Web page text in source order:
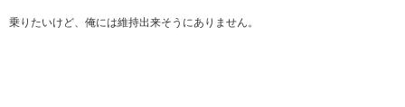
乗りたいけど、俺には維持出来そうにありません。